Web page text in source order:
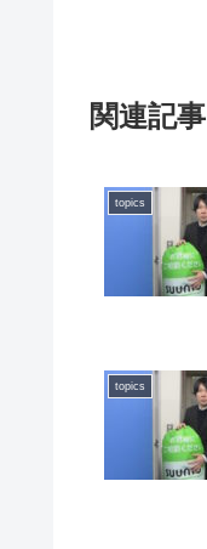
関連記事
topics
topics